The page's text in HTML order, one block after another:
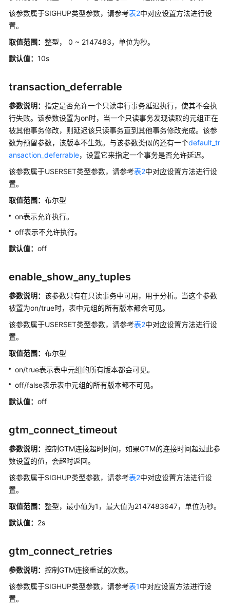
南
SQL
考
最
实
践
用
户
自
函
数
存
储
自
治
务
系
表
和
图
Schema
逻
制
式
化
该参数属于SIGHUP类型参数，请参考表2中对应设置方法进行设
置。
取值范围： 整型， 0 ~ 2147483，单位为秒。
默认值： 10s
transaction_deferrable
参数说明： 指定是否允许一个只读串行事务延迟执行，使其不会执
行失败。该参数设置为on时，当一个只读事务发现读取的元组正在
被其他事务修改，则延迟该只读事务直到其他事务修改完成。该参
数为预留参数，该版本不生效。与该参数类似的还有一个default_tr
ansaction_deferrable，设置它来指定一个事务是否允许延迟。
该参数属于USERSET类型参数，请参考表2中对应设置方法进行设
置。
取值范围： 布尔型
on表示允许执行。
off表示不允许执行。
默认值： off
enable_show_any_tuples
参数说明： 该参数只有在只读事务中可用，用于分析。当这个参数
被置为on/true时，表中元组的所有版本都会可见。
该参数属于USERSET类型参数，请参考表2中对应设置方法进行设
置。
取值范围： 布尔型
on/true表示表中元组的所有版本都会可见。
off/false表示表中元组的所有版本都不可见。
默认值： off
gtm_connect_timeout
参数说明： 控制GTM连接超时时间，如果GTM的连接时间超过此参
数设置的值，会超时返回。
该参数属于SIGHUP类型参数，请参考表2中对应设置方法进行设
置。
取值范围： 整型，最小值为1，最大值为2147483647，单位为秒。
默认值： 2s
gtm_connect_retries
参数说明： 控制GTM连接重试的次数。
该参数属于SIGHUP类型参数，请参考表1中对应设置方法进行设
置。